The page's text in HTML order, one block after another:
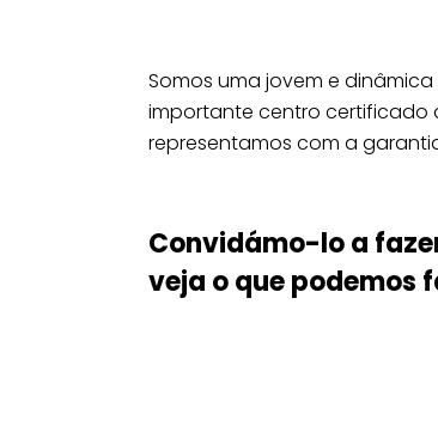
Somos uma jovem e
importante centro certificado
representamos com a
Convidámo-lo a
veja o que podemos